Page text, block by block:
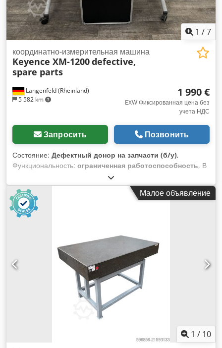
1 /7
Langenfeld (Rheinland)
5 582 km
координатно-измерительная машина
Keyence XM-1200defective,
spare parts
1 990 €
EXW Фиксированная цена без
учета НДС
Запросить Позвонить
Состояние: Дефектный донор на запчасти (б/у),
Функциональность: ограниченная работоспособность, В
рамках данного предложения вы приобретаете
неисправный координатно-измерительный прибор
«Keyence XM-1200» Предмет продажи: 1 шт. Keyence XM-
1200 со следующим комплектом оборудования включая
оборудование, показанное на фотографиях Состояние:
который может иметь следы эксплуатации (небольшие
царапины или пожелтение). Устройство не работает
Упаковка и доставка: Вы можете осмотреть устройство в
часы работы нашего офиса. Для этого, пожалуйста,
договоритесь о встрече! Возможна морская упаковка и
доставка по всему миру по запросу! Перед отправкой или
самовывозом для вас будет записано видео с проверкой
работоспособности устройства. Crjdpfx Asyrcx Socief Для
получения более подробной информации вы, конечно же,
Малое объявление
1 / 10